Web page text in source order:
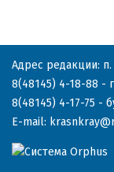
Адрес редакции:
8(48145) 4-18-88 -
8(48145) 4-17-75 -
E-mail: